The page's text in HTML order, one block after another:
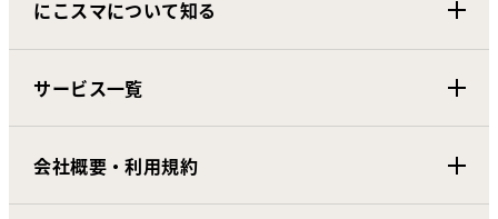
にこスマについて知る
サービス一覧
会社概要・利用規約